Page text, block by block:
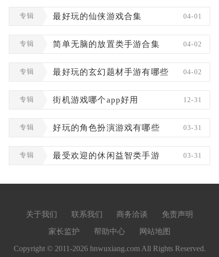
专辑 最好玩的仙侠游戏合集 04-01
专辑 简单无脑的放置类手游合集 04-02
专辑 最好玩的玄幻题材手游有哪些 04-02
专辑 街机游戏哪个app好用 12-31
专辑 好玩的角色扮演游戏有哪些 03-31
专辑 最受欢迎的休闲益智类手游 03-31
关于我们 联系我们 商务洽谈 免责声明
家长监护 帮助中心 网站地图
Copyright © 2011-2026 hnwuxiang.com All Rights Reserved.